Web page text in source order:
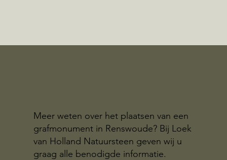
Meer weten over het plaatsen van een
grafmonument in Renswoude? Bij Loek
van Holland Natuursteen geven wij u
graag alle benodigde informatie.